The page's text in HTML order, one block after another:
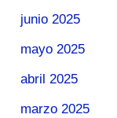
junio 2025
mayo 2025
abril 2025
marzo 2025